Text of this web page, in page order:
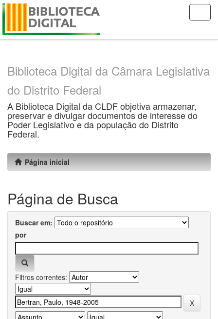
Skip
Biblioteca Digital da Câmara Legislativa
do Distrito Federal
A Biblioteca Digital da CLDF objetiva armazenar,
preservar e divulgar documentos de interesse do
Poder Legislativo e da população do Distrito
Federal.
Página inicial
Página de Busca
Buscar em:
por
Filtros correntes: